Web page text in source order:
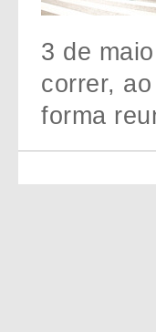
3 de
correr,
forma